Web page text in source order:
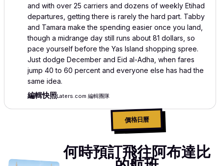
and with over 25 carriers and dozens of weekly Etihad
departures, getting there is rarely the hard part. Tabby
and Tamara make the spending easier once you land,
though a midrange day still runs about 81 dollars, so
pace yourself before the Yas Island shopping spree.
Just dodge December and Eid al-Adha, when fares
jump 40 to 60 percent and everyone else has had the
same idea.
編輯快照Laters.com 編輯團隊
價格日曆
何時預訂飛往阿布達比